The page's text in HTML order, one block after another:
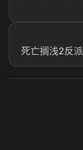
死亡搁浅2反